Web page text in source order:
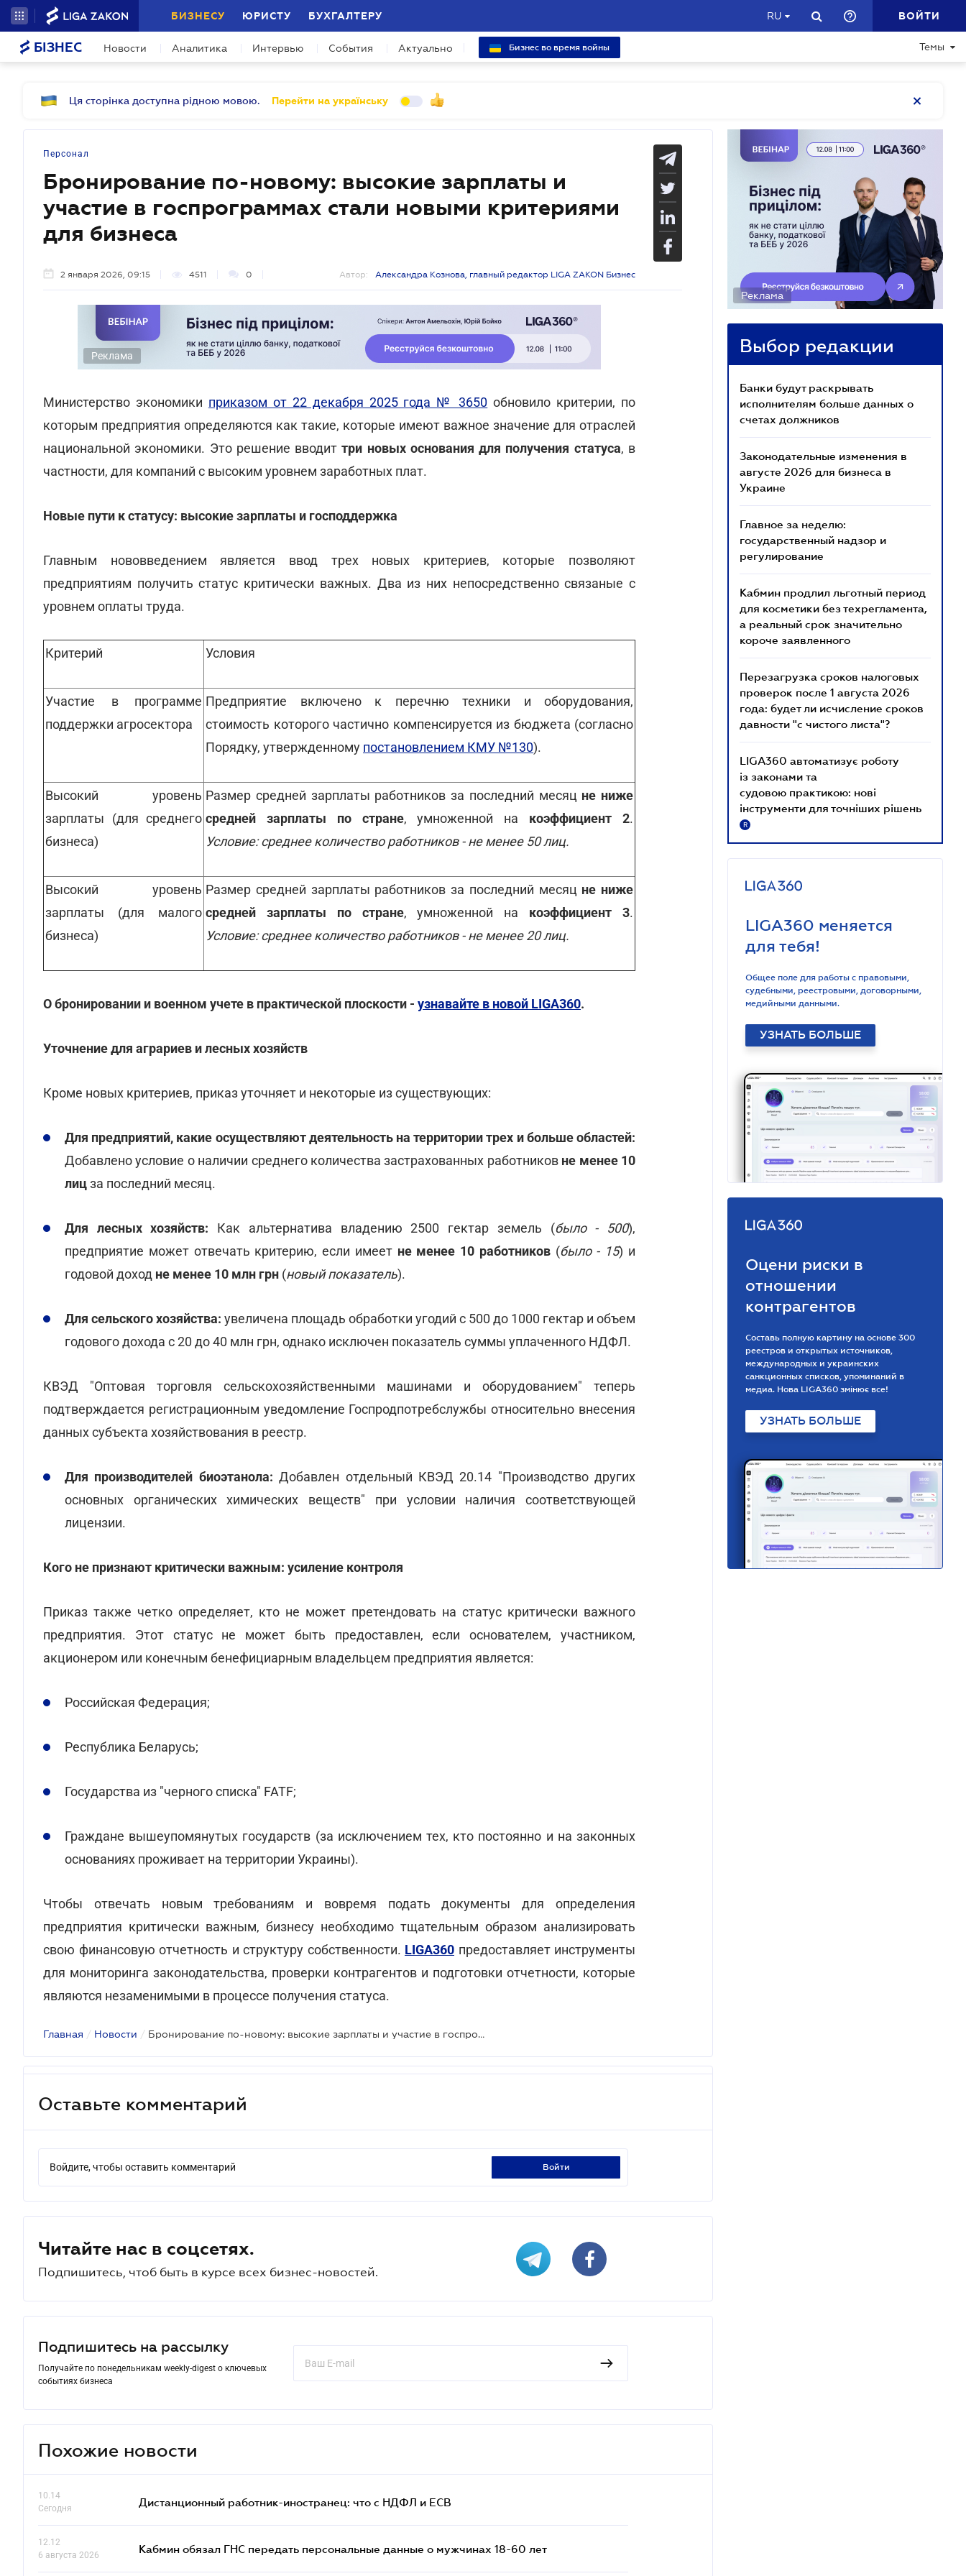
БИЗНЕСУ ЮРИСТУ БУХГАЛТЕРУ RU ВОЙТИ
БІЗНЕС Новости Аналитика Интервью События Актуально Бизнес во время войны Темы
Ця сторінка доступна рідною мовою. Перейти на українську
Персонал
Бронирование по-новому: высокие зарплаты и
участие в госпрограммах стали новыми критериями
для бизнеса
2 января 2026, 09:15 4511 0 Автор: Александра Кознова, главный редактор LIGA ZAKON Бизнес
Реклама
Министерство экономики приказом от 22 декабря 2025 года № 3650 обновило критерии, по
которым предприятия определяются как такие, которые имеют важное значение для отраслей
национальной экономики. Это решение вводиттри новых основания для получения статуса, в
частности, для компаний с высоким уровнем заработных плат.
Новые пути к статусу: высокие зарплаты и господдержка
Главным нововведением является ввод трех новых критериев, которые позволяют
предприятиям получить статус критически важных. Два из них непосредственно связаные с
уровнем оплаты труда.
Критерий Условия
Участие в программе
поддержки агросектора
Предприятие включено к перечню техники и оборудования,
стоимость которого частично компенсируется из бюджета (согласно
Порядку, утвержденному постановлением КМУ №130).
Высокий уровень
зарплаты (для среднего
бизнеса)
Размер средней зарплаты работников за последний месяц не ниже
средней зарплаты по стране, умноженной на коэффициент 2.
Условие: среднее количество работников - не менее 50 лиц.
Высокий уровень
зарплаты (для малого
бизнеса)
Размер средней зарплаты работников за последний месяц не ниже
средней зарплаты по стране, умноженной на коэффициент 3.
Условие: среднее количество работников - не менее 20 лиц.
О бронировании и военном учете в практической плоскости - узнавайте в новой LIGA360.
Уточнение для аграриев и лесных хозяйств
Кроме новых критериев, приказ уточняет и некоторые из существующих:
Для предприятий, какие осуществляют деятельность на территории трех и больше областей:
Добавлено условие о наличии среднего количества застрахованных работников не менее 10
лицза последний месяц.
Для лесных хозяйств: Как альтернатива владению 2500 гектар земель (было - 500),
предприятие может отвечать критерию, если имеет не менее 10 работников(было - 15) и
годовой доход не менее 10 млн грн (новый показатель).
Для сельского хозяйства: увеличена площадь обработки угодий с 500 до 1000 гектар и объем
годового дохода с 20 до 40 млн грн, однако исключен показатель суммы уплаченного НДФЛ.
КВЭД "Оптовая торговля сельскохозяйственными машинами и оборудованием" теперь
подтверждается регистрационным уведомление Госпродпотребслужбы относительно внесения
данных субъекта хозяйствования в реестр.
Для производителей биоэтанола: Добавлен отдельный КВЭД 20.14 "Производство других
основных органических химических веществ" при условии наличия соответствующей
лицензии.
Кого не признают критически важным: усиление контроля
Приказ также четко определяет, кто не может претендовать на статус критически важного
предприятия. Этот статус не может быть предоставлен, если основателем, участником,
акционером или конечным бенефициарным владельцем предприятия является:
Российская Федерация;
Республика Беларусь;
Государства из "черного списка" FATF;
Граждане вышеупомянутых государств (за исключением тех, кто постоянно и на законных
основаниях проживает на территории Украины).
Чтобы отвечать новым требованиям и вовремя подать документы для определения
предприятия критически важным, бизнесу необходимо тщательным образом анализировать
свою финансовую отчетность и структуру собственности. LIGA360 предоставляет инструменты
для мониторинга законодательства, проверки контрагентов и подготовки отчетности, которые
являются незаменимыми в процессе получения статуса.
Главная / Новости / Бронирование по-новому: высокие зарплаты и участие в госпрограммах стали новыми критериями для бизнеса
Оставьте комментарий
Войдите, чтобы оставить комментарий войти
Читайте нас в соцсетях.
Подпишитесь, чтоб быть в курсе всех бизнес-новостей.
Подпишитесь на рассылку
Получайте по понедельникам weekly-digest о ключевых
событиях бизнеса
Похожие новости
10.14
Сегодня
Дистанционный работник-иностранец: что с НДФЛ и ЕСВ
12.12
6 августа 2026
Кабмин обязал ГНС передать персональные данные о мужчинах 18-60 лет
Реклама
Выбор редакции
Банки будут раскрывать
исполнителям больше данных о
счетах должников
Законодательные изменения в
августе 2026 для бизнеса в
Украине
Главное за неделю:
государственный надзор и
регулирование
Кабмин продлил льготный период
для косметики без техрегламента,
а реальный срок значительно
короче заявленного
Перезагрузка сроков налоговых
проверок после 1 августа 2026
года: будет ли исчисление сроков
давности "с чистого листа"?
LIGA360 автоматизує роботу
із законами та
судовою практикою: нові
інструменти для точніших рішень
R
LIGA360 меняется
для тебя!
Общее поле для работы с правовыми,
судебными, реестровыми, договорными,
медийными данными.
УЗНАТЬ БОЛЬШЕ
Оцени риски в
отношении
контрагентов
Составь полную картину на основе 300
реестров и открытых источников,
международных и украинских
санкционных списков, упоминаний в
медиа. Нова LIGA360 змінює все!
УЗНАТЬ БОЛЬШЕ